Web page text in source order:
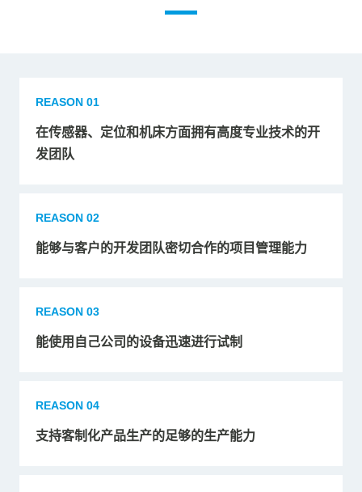
REASON 01
在传感器、定位和机床方面拥有高度专业技术的开
发团队
REASON 02
能够与客户的开发团队密切合作的项目管理能力
REASON 03
能使用自己公司的设备迅速进行试制
REASON 04
支持客制化产品生产的足够的生产能力